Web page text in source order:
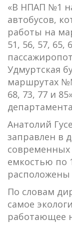
«В НПАП №1
автобусов,
работы на
51, 56, 57, 65,
Удмуртская
маршрутах
68, 73, 77 и
Анатолий
заправлен в
емкостью по
По словам
самое
работающее